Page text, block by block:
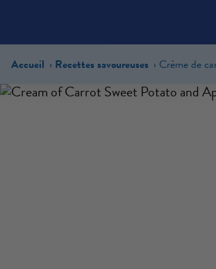
includes
an
accessibility
Accueil Recettes savoureuses